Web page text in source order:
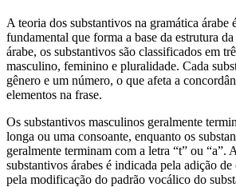
A teoria dos substantivos na gramática árabe
fundamental que forma a base da estrutura
árabe, os substantivos são classificados em
masculino, feminino e pluralidade. Cada
gênero e um número, o que afeta a
elementos na frase.
Os substantivos masculinos geralmente
longa ou uma consoante, enquanto os
geralmente terminam com a letra “t” ou “a”.
substantivos árabes é indicada pela adição de
pela modificação do padrão vocálico do